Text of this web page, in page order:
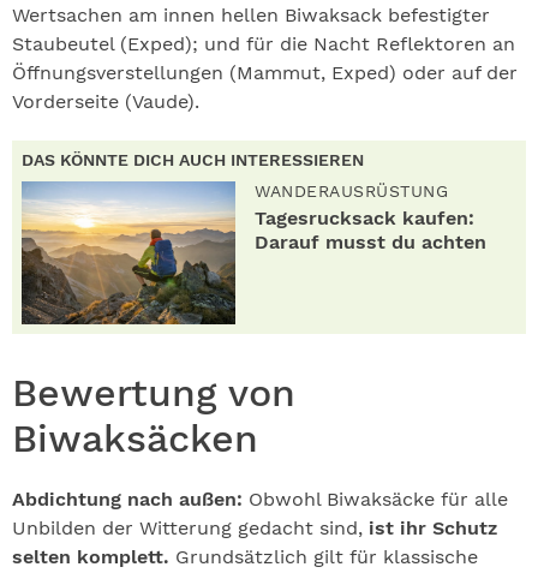
Wertsachen am innen hellen Biwaksack befestigter
Staubeutel (Exped); und für die Nacht Reflektoren an
Öffnungsverstellungen (Mammut, Exped) oder auf der
Vorderseite (Vaude).
DAS KÖNNTE DICH AUCH INTERESSIEREN
WANDERAUSRÜSTUNG
Tagesrucksack kaufen:
Darauf musst du achten
Bewertung von
Biwaksäcken
Abdichtung nach außen: Obwohl Biwaksäcke für alle
Unbilden der Witterung gedacht sind, ist ihr Schutz
selten komplett. Grundsätzlich gilt für klassische